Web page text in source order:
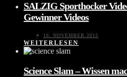
SALZIG Sporthocker
Gewinner Videos
16. NOVEMBER 2015
WEITERLESEN
Science Slam – Wissen